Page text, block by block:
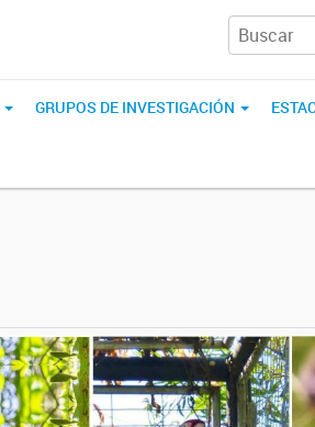
GRUPOS DE INVESTIGACIÓN